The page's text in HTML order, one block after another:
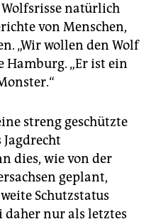
natürlich
von Menschen,
„Wir wollen den Wolf
Hamburg. „Er ist ein
streng geschützte
dies, wie von der
geplant,
Schutzstatus
daher nur als letztes